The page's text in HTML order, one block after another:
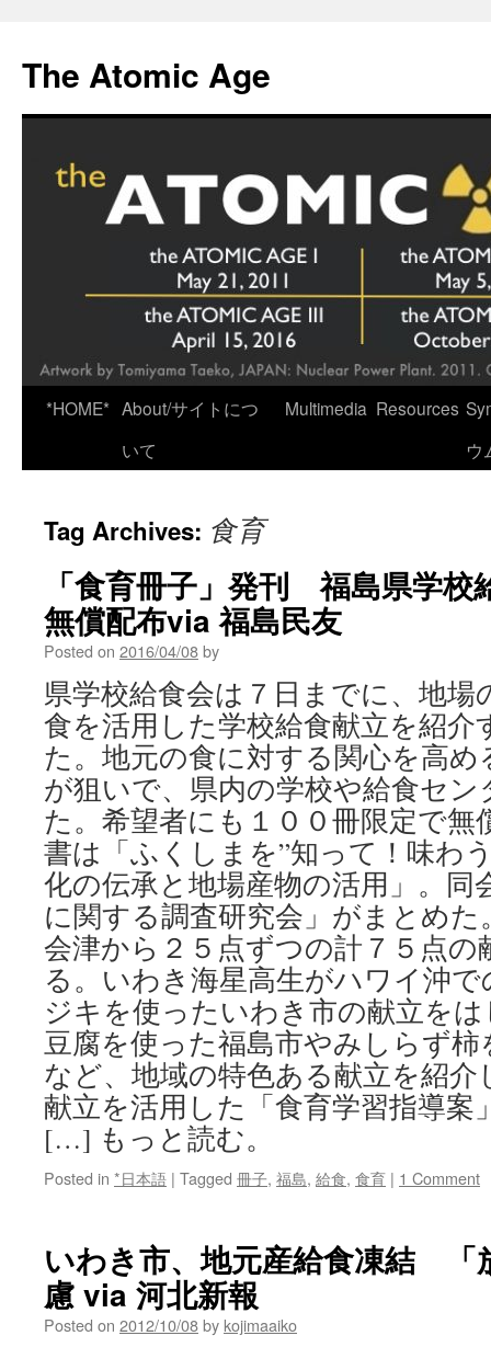
content
The Atomic Age
*HOME* About/サイトにつ
いて
Multimedia Resources
ウ
Tag Archives: 食育
「食育冊子」発刊 福島県学校
無償配布via 福島民友
Posted on 2016/04/08by
県学校給食会は７日までに、地場
食を活用した学校給食献立を紹介
た。地元の食に対する関心を高
が狙いで、県内の学校や給食セ
た。希望者にも１００冊限定で
書は「ふくしまを”知って！味わ
化の伝承と地場産物の活用」。同
に関する調査研究会」がまとめ
会津から２５点ずつの計７５点の
る。いわき海星高生がハワイ沖
ジキを使ったいわき市の献立を
豆腐を使った福島市やみしらず
など、地域の特色ある献立を紹
献立を活用した「食育学習指導案
[…] もっと読む。
Posted in *日本語 | Tagged 冊子, 福島, 給食, 食育 | 1 Comment
いわき市、地元産給食凍結 「
慮 via 河北新報
Posted on 2012/10/08by kojimaaiko